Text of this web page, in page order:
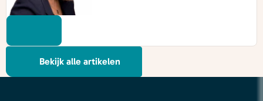
Bekijk alle artikelen